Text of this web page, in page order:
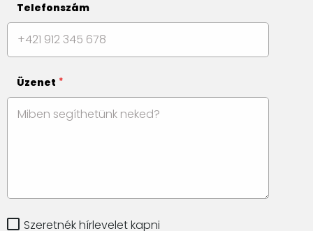
Telefonszám
Üzenet
Szeretnék hírlevelet kapni